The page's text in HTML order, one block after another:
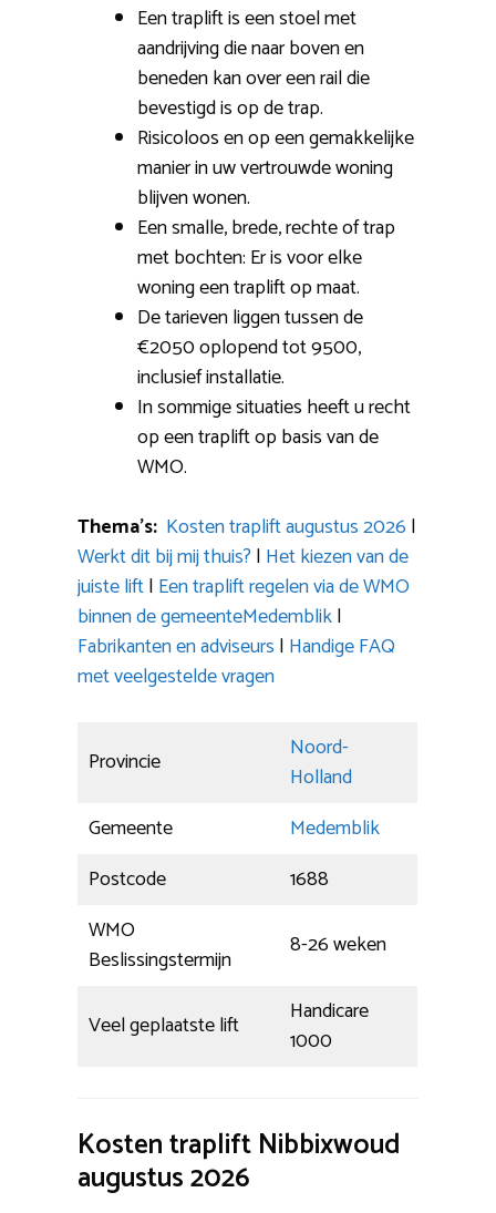
Een traplift is een stoel met
aandrijving die naar boven en
beneden kan over een rail die
bevestigd is op de trap.
Risicoloos en op een gemakkelijke
manier in uw vertrouwde woning
blijven wonen.
Een smalle, brede, rechte of trap
met bochten: Er is voor elke
woning een traplift op maat.
De tarieven liggen tussen de
€2050 oplopend tot 9500,
inclusief installatie.
In sommige situaties heeft u recht
op een traplift op basis van de
WMO.
Thema’s: Kosten traplift augustus 2026 |
Werkt dit bij mij thuis? | Het kiezen van de
juiste lift| Een traplift regelen via de WMO
binnen de gemeenteMedemblik|
Fabrikanten en adviseurs | Handige FAQ
met veelgestelde vragen
Provincie
Noord-
Holland
Gemeente
Medemblik
Postcode
1688
WMO
Beslissingstermijn
8-26 weken
Veel geplaatste lift
Handicare
1000
Kosten traplift Nibbixwoud
augustus 2026